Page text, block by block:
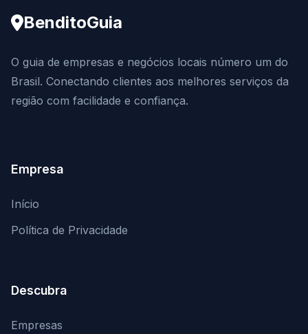
BenditoGuia
O guia de empresas e negócios locais número um do
Brasil. Conectando clientes aos melhores serviços da
região com facilidade e confiança.
Empresa
Início
Política de Privacidade
Descubra
Empresas